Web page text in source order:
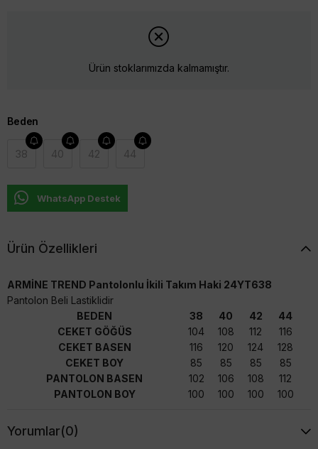
Ürün stoklarımızda kalmamıştır.
Beden
38 40 42 44
WhatsApp Destek
Ürün Özellikleri
ARMİNE TREND Pantolonlu İkili Takım Haki 24YT638
Pantolon Beli Lastiklidir
BEDEN
38 40 42
44
CEKET GÖĞÜS
104 108 112
116
CEKET BASEN
116 120 124
128
CEKET BOY
85 85 85
85
PANTOLON BASEN
102 106 108
112
PANTOLON BOY
100 100 100 100
Yorumlar(0)